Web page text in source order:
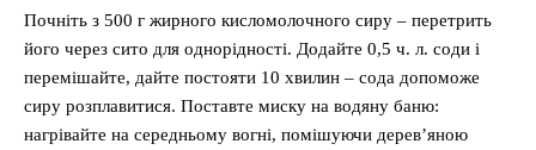
Почніть з 500 г жирного кисломолочного сиру – перетрить
його через сито для однорідності. Додайте 0,5 ч. л. соди і
перемішайте, дайте постояти 10 хвилин – сода допоможе
сиру розплавитися. Поставте миску на водяну баню:
нагрівайте на середньому вогні, помішуючи дерев’яною